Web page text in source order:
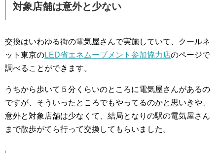
対象店舗は意外と少ない
交換はいわゆる街の電気屋さんで実施していて、クールネ
ット東京のLED省エネムーブメント参加協力店のページで
調べることができます。
うちから歩いて５分くらいのところに電気屋さんがあるの
ですが、そういったところでもやってるのかと思いきや、
意外と対象店舗は少なくて、結局となりの駅の電気屋さん
まで散歩がてら行って交換してもらいました。